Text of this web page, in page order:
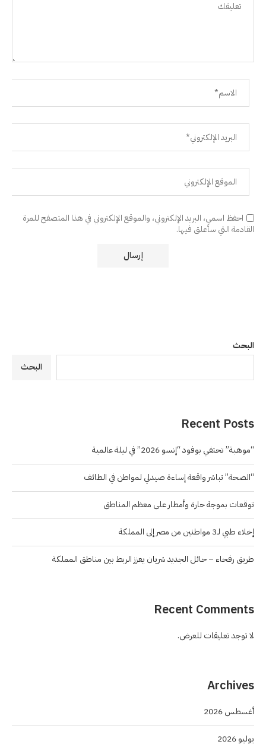
احفظ اسمي، البريد الإلكتروني، والموقع الإلكتروني في هذا المتصفح للمرة
القادمة التي سأعلق فيها.
البحث
البحث
Recent Posts
“موهبة” تحتفي بوفود “إنسو 2026” في ليلة عالمية
“الصحة” تباشر واقعة إساءة صيدلي لمواطن في الطائف
توقعات بموجة حارة وأمطار على معظم المناطق
إخلاء طبي لـ3 مواطنين من مصر إلى المملكة
طريق رفحاء – حائل الجديد شريان يعزز الربط بين مناطق المملكة
Recent Comments
لا توجد تعليقات للعرض.
Archives
أغسطس 2026
يوليو 2026